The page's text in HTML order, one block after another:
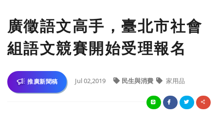
廣徵語文高手，臺北市社會
組語文競賽開始受理報名
推廣新聞稿 Jul 02,2019 民生與消費 家用品